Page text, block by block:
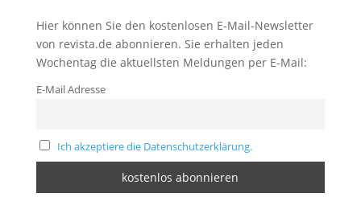
Hier können Sie den kostenlosen E-Mail-Newsletter
von revista.de abonnieren. Sie erhalten jeden
Wochentag die aktuellsten Meldungen per E-Mail:
E-Mail Adresse
Ich akzeptiere die Datenschutzerklärung.